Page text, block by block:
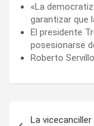
«La
garantizar que
El presidente
posesionarse
Roberto
La